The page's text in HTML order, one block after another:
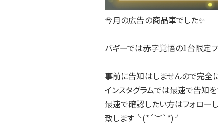
今月の広告の商品車でした✨
バギーでは赤字覚悟の1台限定
事前に告知はしませんので完全
インスタグラムでは最速で告知を
最速で確認したい方はフォロー
致します╰(*´︶`*)╯